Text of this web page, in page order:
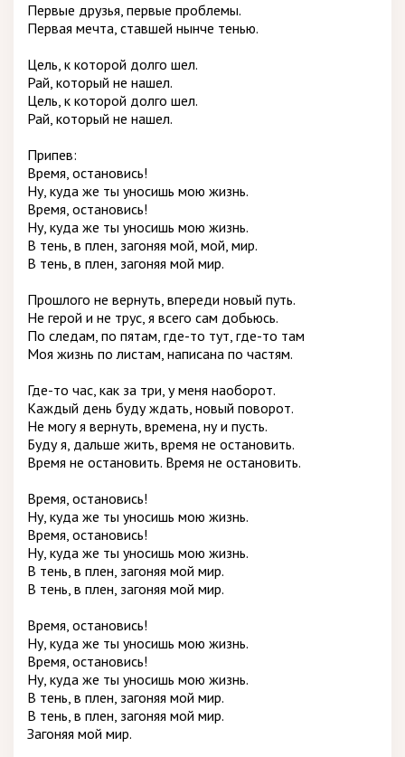
Первые друзья, первые проблемы.
Первая мечта, ставшей нынче тенью.
Цель, к которой долго шел.
Рай, который не нашел.
Цель, к которой долго шел.
Рай, который не нашел.
Припев:
Время, остановись!
Ну, куда же ты уносишь мою жизнь.
Время, остановись!
Ну, куда же ты уносишь мою жизнь.
В тень, в плен, загоняя мой, мой, мир.
В тень, в плен, загоняя мой мир.
Прошлого не вернуть, впереди новый путь.
Не герой и не трус, я всего сам добьюсь.
По следам, по пятам, где-то тут, где-то там
Моя жизнь по листам, написана по частям.
Где-то час, как за три, у меня наоборот.
Каждый день буду ждать, новый поворот.
Не могу я вернуть, времена, ну и пусть.
Буду я, дальше жить, время не остановить.
Время не остановить. Время не остановить.
Время, остановись!
Ну, куда же ты уносишь мою жизнь.
Время, остановись!
Ну, куда же ты уносишь мою жизнь.
В тень, в плен, загоняя мой мир.
В тень, в плен, загоняя мой мир.
Время, остановись!
Ну, куда же ты уносишь мою жизнь.
Время, остановись!
Ну, куда же ты уносишь мою жизнь.
В тень, в плен, загоняя мой мир.
В тень, в плен, загоняя мой мир.
Загоняя мой мир.